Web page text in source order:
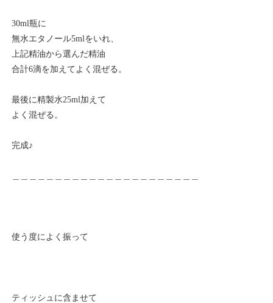
30ml瓶に
無水エタノール5mlをいれ、
上記精油から選んだ精油
合計6滴を加えてよく混ぜる。
最後に精製水25ml加えて
よく混ぜる。
完成♪
使う度によく振って
ティッシュに含ませて